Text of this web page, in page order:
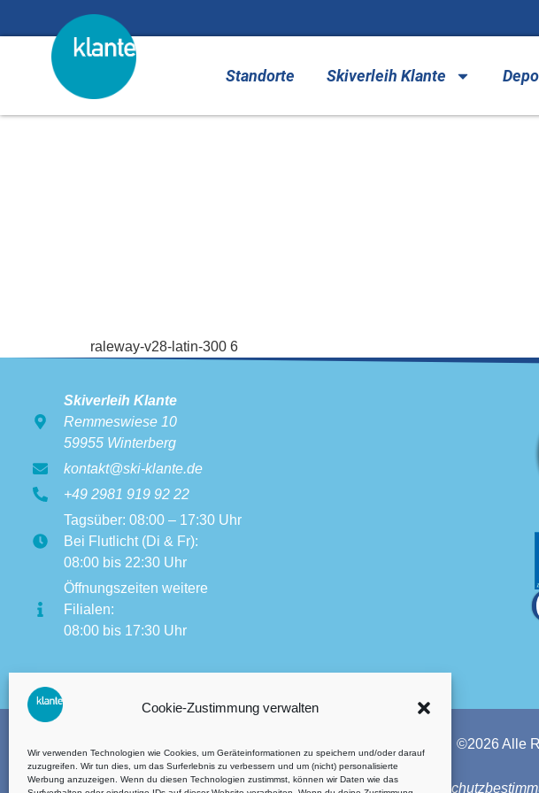
Cookie-Zustimmung verwalten
Wir verwenden Technologien wie Cookies, um Geräteinformationen zu speichern und/oder darauf
zuzugreifen. Wir tun dies, um das Surferlebnis zu verbessern und um (nicht) personalisierte
Werbung anzuzeigen. Wenn du diesen Technologien zustimmst, können wir Daten wie das
Standorte Skiverleih Klante
raleway-v28-latin-300 6
Skiverleih Klante
Remmeswiese 10
59955 Winterberg
kontakt@ski-klante.de
+49 2981 919 92 22
Tagsüber: 08:00 – 17:30 Uhr
Bei Flutlicht (Di & Fr):
08:00 bis 22:30 Uhr
Öffnungszeiten weitere
Filialen:
08:00 bis 17:30 Uhr
©2026 Alle
AGB´s